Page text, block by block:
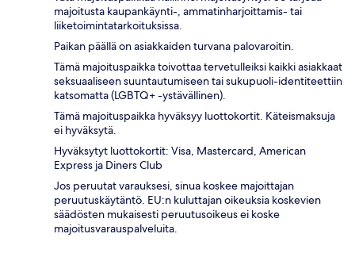
majoitusta kaupankäynti-, ammatinharjoittamis- tai
liiketoimintatarkoituksissa.
Paikan päällä on asiakkaiden turvana palovaroitin.
Tämä majoituspaikka toivottaa tervetulleiksi kaikki asiakkaat
seksuaaliseen suuntautumiseen tai sukupuoli-identiteettiin
katsomatta (LGBTQ+ -ystävällinen).
Tämä majoituspaikka hyväksyy luottokortit. Käteismaksuja
ei hyväksytä.
Hyväksytyt luottokortit: Visa, Mastercard, American
Express ja Diners Club
Jos peruutat varauksesi, sinua koskee majoittajan
peruutuskäytäntö. EU:n kuluttajan oikeuksia koskevien
säädösten mukaisesti peruutusoikeus ei koske
majoitusvarauspalveluita.